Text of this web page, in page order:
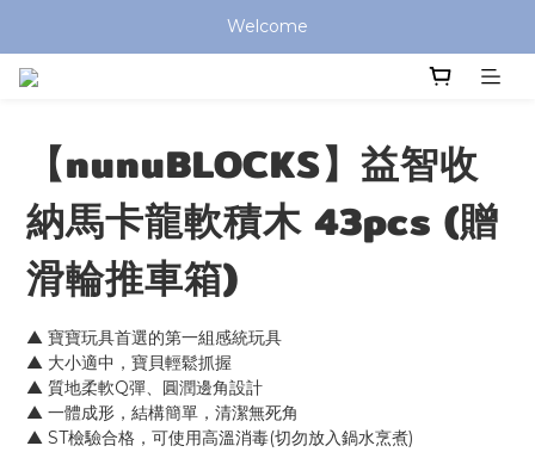
全館滿 $799 免運費 (僅提供台灣本島區域，外島地區請洽客服)
Welcome
全館滿 $799 免運費 (僅提供台灣本島區域，外島地區請洽客服)
【nunuBLOCKS】益智收
納馬卡龍軟積木 43pcs (贈
滑輪推車箱)
▲ 寶寶玩具首選的第一組感統玩具
▲ 大小適中，寶貝輕鬆抓握
▲ 質地柔軟Q彈、圓潤邊角設計
▲ 一體成形，結構簡單，清潔無死角
▲ ST檢驗合格，可使用高溫消毒(切勿放入鍋水烹煮)